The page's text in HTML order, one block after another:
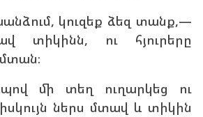
կուզեք ձեզ տանք,—
տիկինն, ու հյուրերը
մի տեղ ուղարկեց ու
ներս մտավ և տիկին